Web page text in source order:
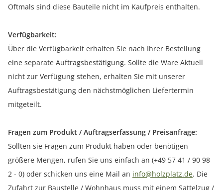
Oftmals sind diese Bauteile nicht im Kaufpreis enthalten.
Verfügbarkeit:
Über die Verfügbarkeit erhalten Sie nach Ihrer Bestellung
eine separate Auftragsbestätigung. Sollte die Ware Aktuell
nicht zur Verfügung stehen, erhalten Sie mit unserer
Auftragsbestätigung den nächstmöglichen Liefertermin
mitgeteilt.
Fragen zum Produkt / Auftragserfassung / Preisanfrage:
Sollten sie Fragen zum Produkt haben oder benötigen
größere Mengen, rufen Sie uns einfach an (+49 57 41 / 90 98
2 - 0) oder schicken uns eine Mail an info@holzplatz.de. Die
Zufahrt zur Baustelle / Wohnhaus muss mit einem Sattelzug /